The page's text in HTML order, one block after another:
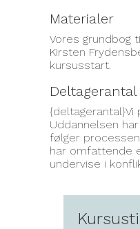
Materialer
Vores grundbog
Kirsten
kursusstart.
Uddannelsen
følger
har omfattende
undervise i